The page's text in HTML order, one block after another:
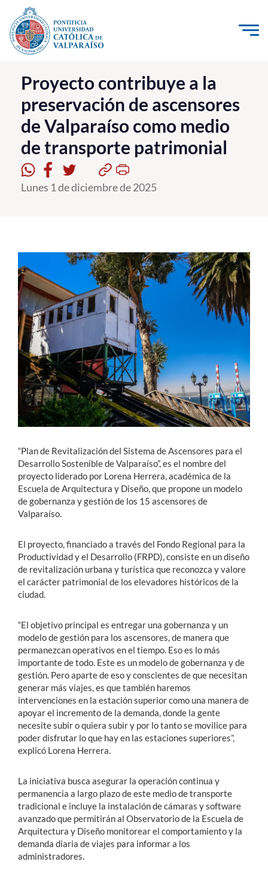
Click acá para ir directamente al contenido
La Universidad
Investigación, Creación e Innovación
PUCV Internacional
Vinculación con el Medio
Admisión
Formación Continua
Estudiantes
Académicos
Funcionarios
Alumni
English
Proyecto contribuye a la
preservación de ascensores
de Valparaíso como medio
de transporte patrimonial
Lunes 1 de diciembre de 2025
“Plan de Revitalización del Sistema de Ascensores para el
Desarrollo Sostenible de Valparaíso”, es el nombre del
proyecto liderado por Lorena Herrera, académica de la
Escuela de Arquitectura y Diseño, que propone un modelo
de gobernanza y gestión de los 15 ascensores de
Valparaíso.
El proyecto, financiado a través del Fondo Regional para la
Productividad y el Desarrollo (FRPD), consiste en un diseño
de revitalización urbana y turística que reconozca y valore
el carácter patrimonial de los elevadores históricos de la
ciudad.
“El objetivo principal es entregar una gobernanza y un
modelo de gestión para los ascensores, de manera que
permanezcan operativos en el tiempo. Eso es lo más
importante de todo. Este es un modelo de gobernanza y de
gestión. Pero aparte de eso y conscientes de que necesitan
generar más viajes, es que también haremos
intervenciones en la estación superior como una manera de
apoyar el incremento de la demanda, donde la gente
necesite subir o quiera subir y por lo tanto se movilice para
poder disfrutar lo que hay en las estaciones superiores”,
explicó Lorena Herrera.
La iniciativa busca asegurar la operación continua y
permanencia a largo plazo de este medio de transporte
tradicional e incluye la instalación de cámaras y software
avanzado que permitirán al Observatorio de la Escuela de
Arquitectura y Diseño monitorear el comportamiento y la
demanda diaria de viajes para informar a los
administradores.